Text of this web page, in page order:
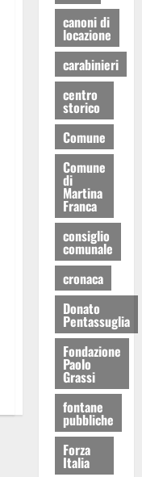
canoni di
locazione
carabinieri
centro
storico
Comune
Comune
di
Martina
Franca
consiglio
comunale
cronaca
Donato
Pentassuglia
Fondazione
Paolo
Grassi
fontane
pubbliche
Forza
Italia